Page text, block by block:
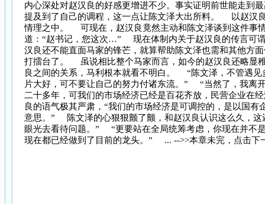
内心深处对赵汉良的好感更增进不少。事实证明前世能走
提及到了自己的调程，这一点让陈文泽大出所料。 以赵汉
情理之中。 可现在，赵汉良竟然主动和陈文泽谈到这件事
道：“赵书记，您这次…” 现在体制内关于赵汉良的传言可
汉良还不能直面马家的锋芒，就算帮助陈文泽也需和其他方
打擂台了。 虽说相比整个马家而言，如今的赵汉良还略显
良之间的关系，马利根本就看不明白。 “陈文泽，不管遇见
片大好，可不要让自己的努力付诸东流。” “当然了，我离
二十多年，可我们的市场经济已经是百花齐放，民营企业
良的语气极其严肃，“我们的市场经济是可调控的，是以国
意思。” 陈文泽的心狠狠颤了颤，和赵汉良认识这么久，
眼光去看待问题。” “更要站在全局统筹考虑，你现在并不
现在都已经做到了目前的龙头。” ... -->>本章未完，点击下